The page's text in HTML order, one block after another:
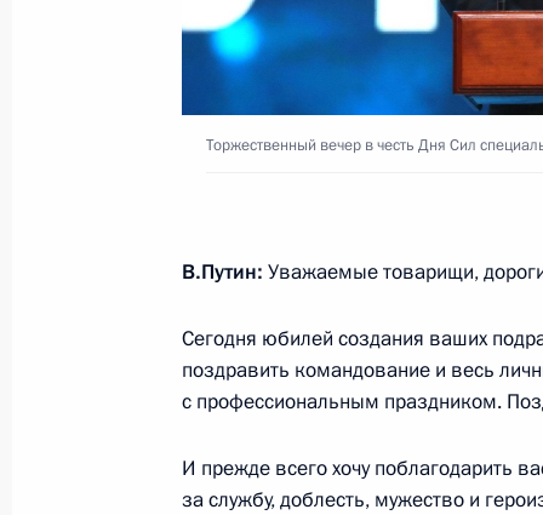
27 февраля 2019 года, среда
Торжественный вечер в честь Дня
27 февраля 2019 года, 20:45 Москва
27 февраля 2019 года, 16:10 Москва,
Совещание с членами
Торжественный вечер в честь Дня Сил
В.Путин: Уважаемые товарищи,
Сегодня юбилей создания ваших
поздравить командование и весь
с профессиональным праздником.
И прежде всего хочу поблагодарить
за службу, доблесть, мужество и